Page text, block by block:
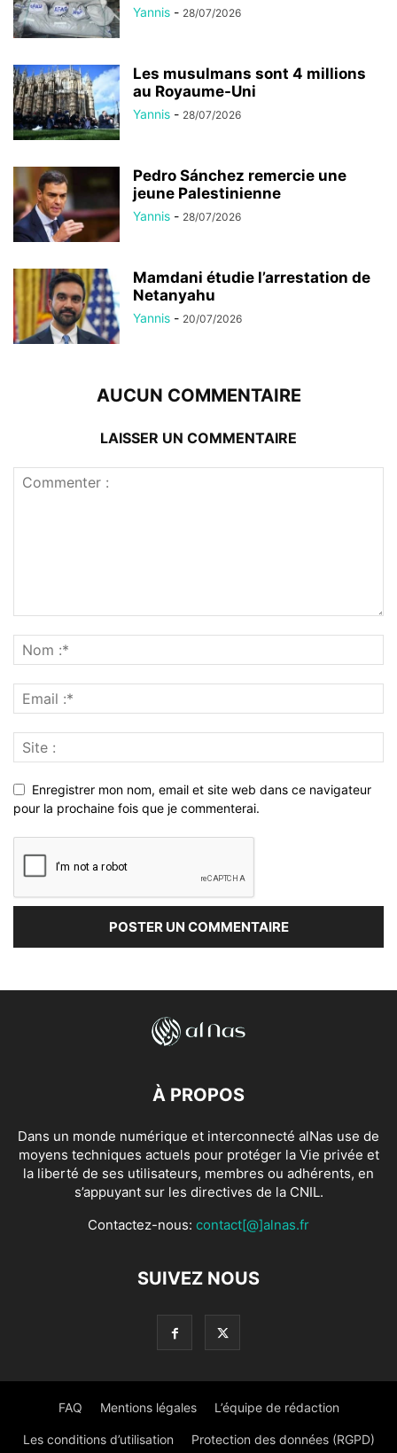
Yannis - 28/07/2026
Les musulmans sont 4 millions
au Royaume-Uni
Yannis - 28/07/2026
Pedro Sánchez remercie une
jeune Palestinienne
Yannis - 28/07/2026
Mamdani étudie l’arrestation de
Netanyahu
Yannis - 20/07/2026
AUCUN COMMENTAIRE
LAISSER UN COMMENTAIRE
Enregistrer mon nom, email et site web dans ce navigateur
pour la prochaine fois que je commenterai.
À PROPOS
Dans un monde numérique et interconnecté alNas use de
moyens techniques actuels pour protéger la Vie privée et
la liberté de ses utilisateurs, membres ou adhérents, en
s’appuyant sur les directives de la CNIL.
Contactez-nous: contact[@]alnas.fr
SUIVEZ NOUS
FAQ Mentions légales L’équipe de rédaction
Les conditions d’utilisation Protection des données (RGPD)